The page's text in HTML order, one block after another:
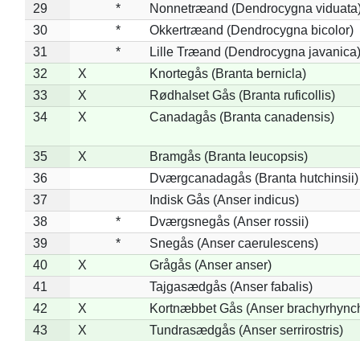
29
*
Nonnetræand (Dendrocygna
30
*
Okkertræand (Dendrocygna bicolor)
31
*
Lille Træand (Dendrocygna javanica)
32
X
Knortegås (Branta bernicla)
33
X
Rødhalset Gås (Branta ruficollis)
34
X Canadagås (Branta canadensis)
35 X
Bramgås (Branta leucopsis)
36
Dværgcanadagås (Branta hutchinsii)
37
Indisk Gås (Anser indicus)
38
*
Dværgsnegås (Anser rossii)
39
*
Snegås (Anser caerulescens)
40
X
Grågås (Anser anser)
41
Tajgasædgås (Anser fabalis)
42
X
Kortnæbbet Gås (Anser
43
X
Tundrasædgås (Anser serrirostris)